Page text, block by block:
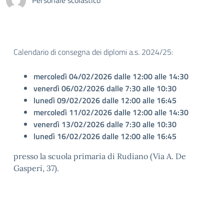
Calendario di consegna dei diplomi a.s. 2024/25:
mercoledì 04/02/2026 dalle 12:00 alle 14:30
venerdì 06/02/2026 dalle 7:30 alle 10:30
lunedì 09/02/2026 dalle 12:00 alle 16:45
mercoledì 11/02/2026 dalle 12:00 alle 14:30
venerdì 13/02/2026 dalle 7:30 alle 10:30
lunedì 16/02/2026 dalle 12:00 alle 16:45
presso la scuola primaria di Rudiano (Via A. De
Gasperi, 37).